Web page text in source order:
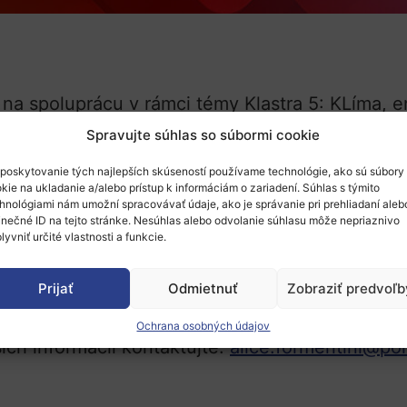
Spravujte súhlas so súbormi cookie
tých najlepších skúseností používame technológie, ako sú súbory
na ukladanie a/alebo prístup k informáciám o zariadení. Súhlas s týmito
nám umožní spracovávať údaje, ako je správanie pri prehliadaní
ID na tejto stránke. Nesúhlas alebo odvolanie súhlasu môže nepriaznivo
určité vlastnosti a funkcie.
Prijať Odmietnuť Zobraziť
Ochrana osobných údajov
spoluprácu v rámci témy Klastra 5: KLíma,
talianskej univerzityPolitecnico di Milano
HORIZON-CL5-2027-02-D3-09:
.
nájdete v priloženom formulári:
medzi relevantných partnerov, odborné
informácií kontaktujte: